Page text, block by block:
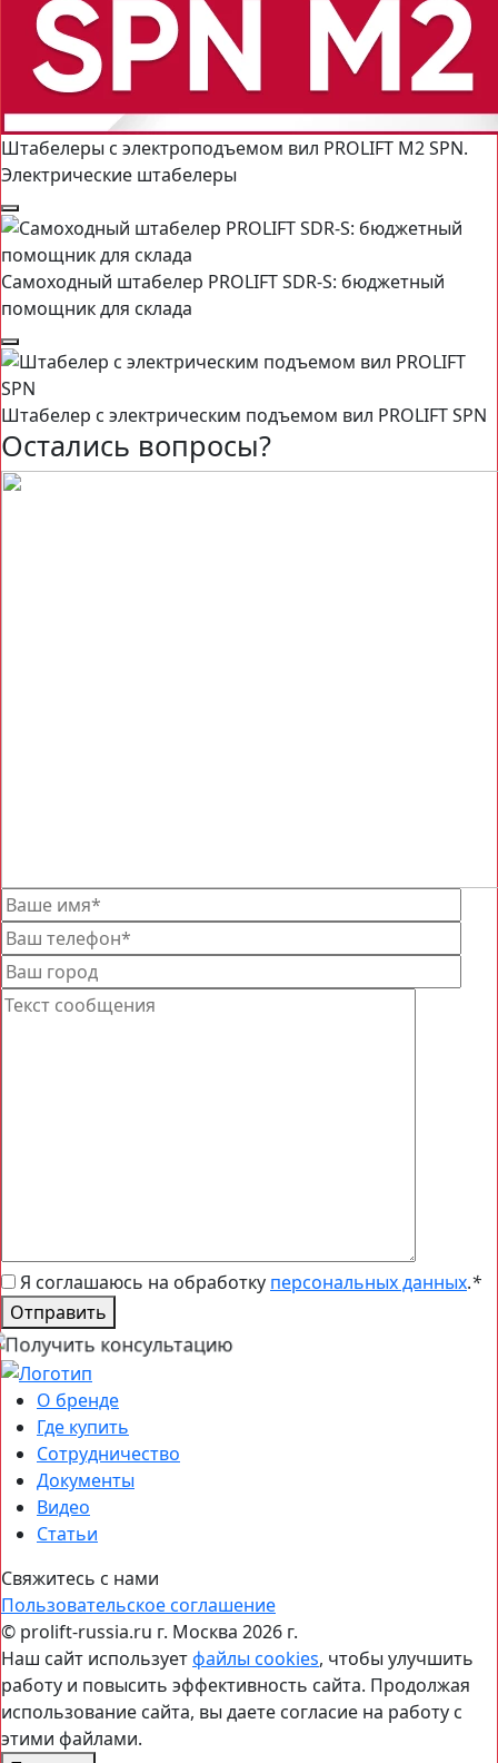
Штабелеры с электроподъемом вил PROLIFT M2 SPN.
Электрические штабелеры
Самоходный штабелер PROLIFT SDR-S: бюджетный
помощник для склада
Штабелер с электрическим подъемом вил PROLIFT SPN
Остались вопросы?
Я соглашаюсь на обработку персональных данных.*
Отправить
О бренде
Где купить
Сотрудничество
Документы
Видео
Статьи
Свяжитесь с нами
Пользовательское соглашение
© prolift-russia.ru г. Москва 2026 г.
Наш сайт используетфайлы cookies, чтобы улучшить
работу и повысить эффективность сайта. Продолжая
использование сайта, вы даете согласие на работу с
этими файлами.